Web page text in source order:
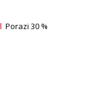
Porazi 30 %